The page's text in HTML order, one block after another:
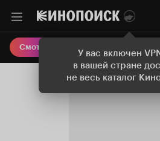
У вас включен
в вашей стране
не весь каталог
Смотреть кино Онлайн-